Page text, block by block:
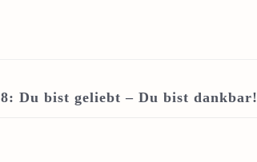
Du bist geliebt – Du bist dankbar!